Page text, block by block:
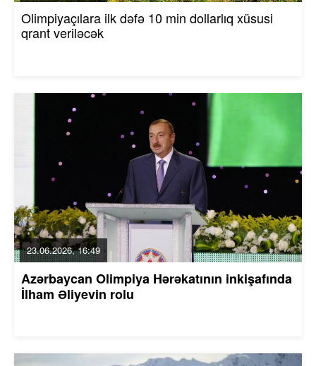
Olimpiyaçılara ilk dəfə 10 min dollarlıq xüsusi
qrant veriləcək
23.06.2026, 16:49
Azərbaycan Olimpiya Hərəkatının inkişafında
İlham Əliyevin rolu